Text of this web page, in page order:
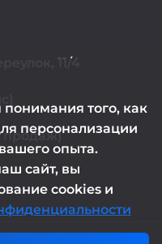
11/4
продаж)
того, как
персонализации
опыта.
сайт, вы
cookies и